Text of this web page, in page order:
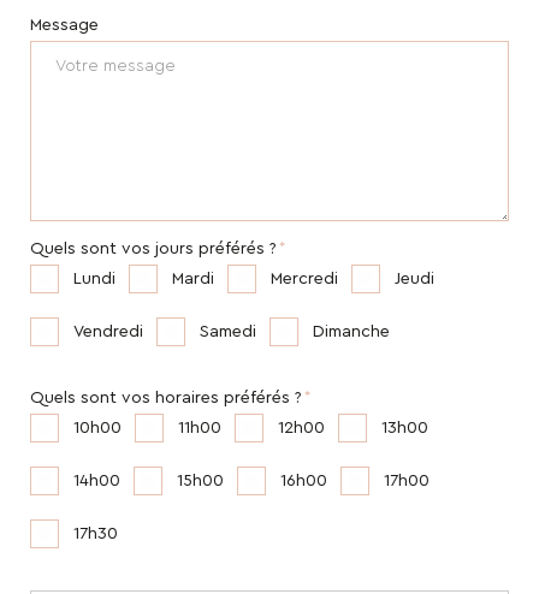
Message
Quels sont vos jours préférés ?
Lundi
Mardi Mercredi Jeudi
Vendredi Samedi Dimanche
Quels sont vos horaires préférés ?
10h00
11h00 12h00 13h00
14h00 15h00 16h00 17h00
17h30